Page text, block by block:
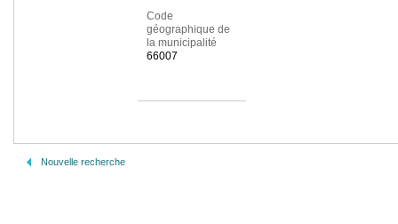
Code
géographique de
la municipalité
66007
Nouvelle recherche